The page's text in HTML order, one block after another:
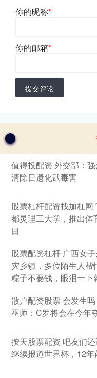
你的昵称*
你的邮箱*
提交评论
值得投配资 外交部：
清除日遗化武毒害
股票杠杆配资找加杠
都灵理工大学，推出
目
股票配资杠杆 广西女
灾乡镇，多位陌生人帮
粽子不要钱，眼泪一下
散户配资股票 会发生
巫师：C罗将会在今年
按天股票配资 吧友们
继续报道世界杯，12